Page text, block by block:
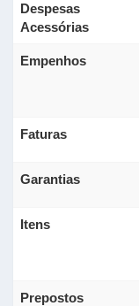
Despesas
Acessórias
Empenhos
Faturas
Garantias
Itens
Prepostos